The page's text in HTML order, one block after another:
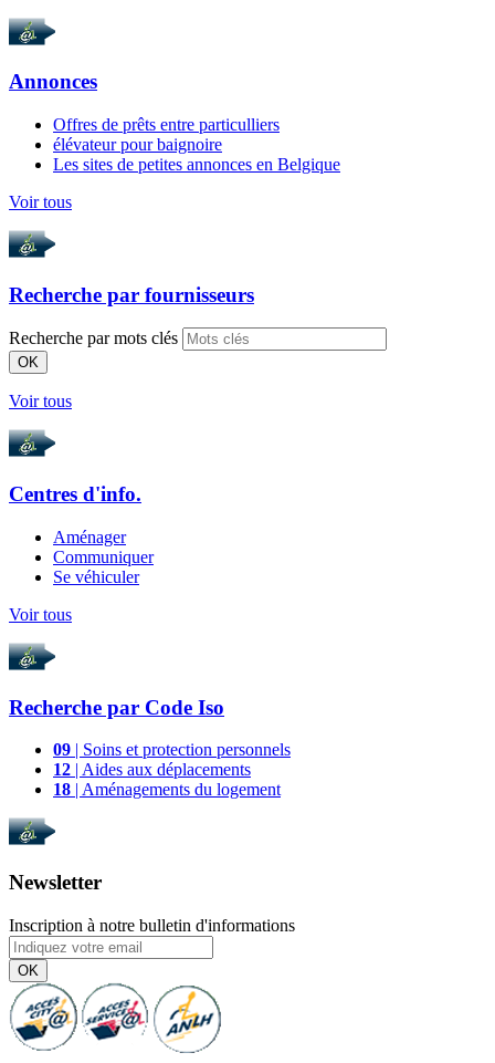
Annonces
Offres de prêts entre particulliers
élévateur pour baignoire
Les sites de petites annonces en Belgique
Voir tous
Recherche par fournisseurs
Recherche par mots clés
OK
Voir tous
Centres d'info.
Aménager
Communiquer
Se véhiculer
Voir tous
Recherche par Code Iso
09 | Soins et protection personnels
12 | Aides aux déplacements
18 | Aménagements du logement
Newsletter
Inscription à notre bulletin d'informations
OK